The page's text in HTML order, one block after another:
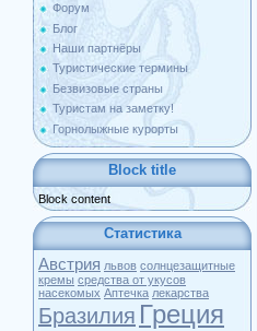
Форум
Блог
Наши партнёры
Туристические термины
Безвизовые страны
Туристам на заметку!
Горнолыжные курорты
Block title
Block content
Статистика
Австрия львов солнцезащитные
кремы средства от укусов
насекомых Аптечка лекарства
Бразилия Греция